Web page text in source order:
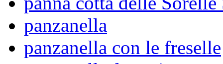
panzanella
panzanella con le freselle